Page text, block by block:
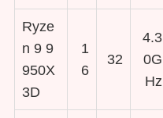
Ryze
n 9 9
950X
3D
1
6
32
4.3
0G
Hz